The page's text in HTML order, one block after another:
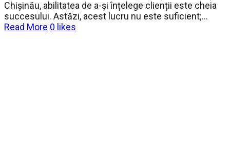
Chișinău, abilitatea de a-și înțelege clienții este cheia
succesului. Astăzi, acest lucru nu este suficient;...
Read More 0 likes